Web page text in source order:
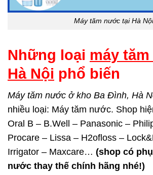
Máy tăm nước tại Hà Nội
Những loại máy
Hà Nội phổ biến
Máy tăm nước ở kho Ba Đình, Hà
nhiều loại: Máy tăm nước. Shop
Oral B – B.Well – Panasonic –
Procare – Lissa – H2ofloss –
Irrigator – Maxcare… (shop có
nước thay thế chính hãng nhé!)